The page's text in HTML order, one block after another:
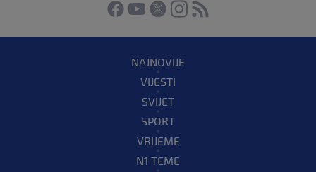
NAJNOVIJE
VIJESTI
SVIJET
SPORT
VRIJEME
N1 TEME